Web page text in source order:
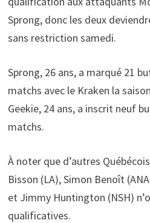
Sprong, donc les deux
sans restriction samedi.
Sprong, 26 ans, a marqué 21
matchs avec le Kraken la
Geekie, 24 ans, a inscrit neuf
matchs.
À noter que d’autres
Bisson (LA), Simon Benoît
et Jimmy Huntington (NSH)
qualificatives.